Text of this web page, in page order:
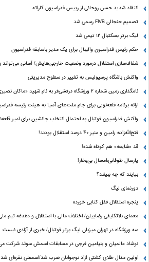
انتقاد شدید حسن روحانی از رییس فدراسیون کاراته
تصمیم جنجالی FIVB رسمی شد
لیگ برتر بسکتبال ۱۲ تیمی شد
حکم رئیس فدراسیون والیبال برای یک مدیر باسابقه فدراسیون
شفاف‌سازی استقلال درمورد وضعیت خارجی‌هایش/ آسانی می‌تواند
واکنش باشگاه پرسپولیس به تغییر در سطوح مدیریتی
نامگذاری زمین شماره ۲ ورزشگاه درفشی‌فر به نام شهید «ماکان نصیری»
ارائه برنامه‌ قلعه‌نویی برای جام ملت‌های آسیا به هیئت رئیسه
واکنش فدراسیون فوتبال به احتمال انتخاب جانشین برای امیر
فتح‌الله‌زاده: رامین و منیر 40 درصد استقلال بودند!
قد «شایعه» هم کوتاه شده!
پارسال طوفانی،امسال بی‌بخار!
بیایند که چه ببینند؟
دورنمای لیگ
پنجره‌ استقلال قفل کتابی خورده
معمای بلاتکلیفی رضاییان/ اختلاف مالی با استقلال و دغدغه تیم
سه ورزشگاه در تهران میزبان لیگ برتر فوتبال/ خبری از آزادی نیست
نوشاد عالمیان و بنیامین فرجی در مسابقات اسمش سوئد شرکت
اولین مدال طلای کشتی آزاد نوجوانان ضرب شد/اسمعلی نقره‌ای شد